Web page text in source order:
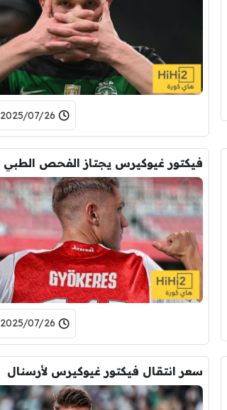
2025/07/26 - 19:41
2025/07/26 - 16:19
سعر انتقال فيكتور غيوكيرس لأرسنال